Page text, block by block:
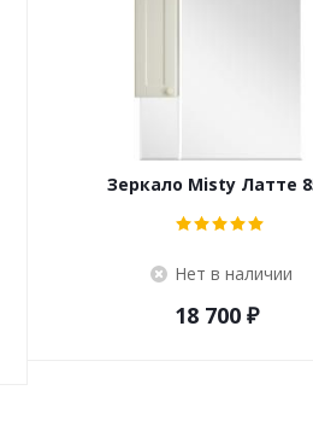
Зеркало Misty Латте
Нет в наличии
18 700 ₽